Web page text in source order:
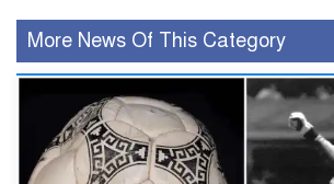
More News Of This Category